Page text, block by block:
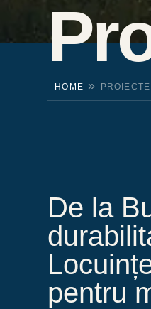
HOME »
De la
pentru